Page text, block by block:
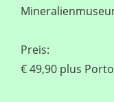
Preis:
€ 49,90 plus